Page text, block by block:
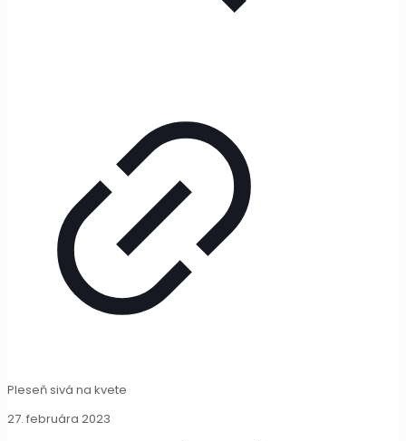
Pleseň sivá na kvete
27. februára 2023